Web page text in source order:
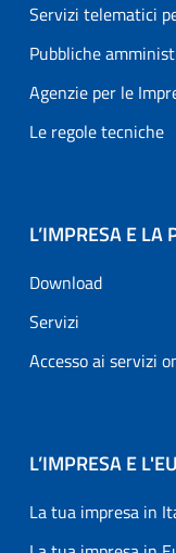
Servizi telematici
Pubbliche
Agenzie per le
Le regole tecniche
L’IMPRESA E LA
Download
Servizi
Accesso ai servizi
L’IMPRESA E
La tua impresa in